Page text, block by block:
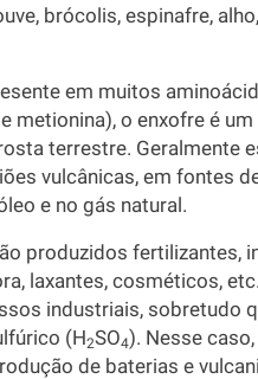
brócolis, espinafre,
em muitos
metionina), o enxofre é um
terrestre. Geralmente
vulcânicas, em fontes
e no gás natural.
produzidos fertilizantes,
laxantes, cosméticos,
industriais, sobretudo
(H2SO4). Nesse caso,
de baterias e